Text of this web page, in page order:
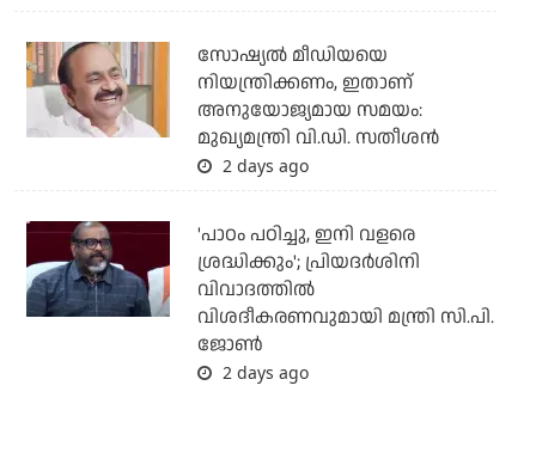
സോഷ്യല്‍ മീഡിയയെ
നിയന്ത്രിക്കണം, ഇതാണ്
അനുയോജ്യമായ സമയം:
മുഖ്യമന്ത്രി വി.ഡി. സതീശന്‍
2 days ago
'പാഠം പഠിച്ചു, ഇനി വളരെ
ശ്രദ്ധിക്കും'; പ്രിയദര്‍ശിനി
വിവാദത്തില്‍
വിശദീകരണവുമായി മന്ത്രി സി.പി.
ജോണ്‍
2 days ago